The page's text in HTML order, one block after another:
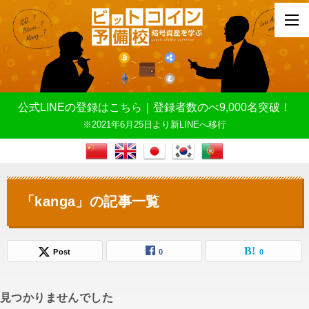
公式LINEの登録はこちら｜登録者数のべ9,000名突破！
※2021年6月25日より新LINEへ移行
「kanga」の記事一覧
Post 0 0
見つかりませんでした